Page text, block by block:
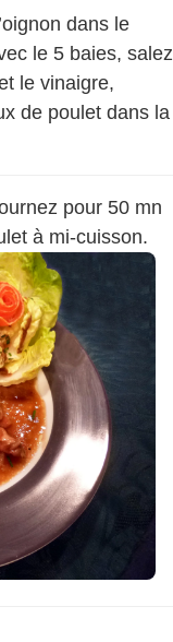
dans le
le 5 baies, salez
le vinaigre,
de poulet dans la
pour 50 mn
à mi-cuisson.